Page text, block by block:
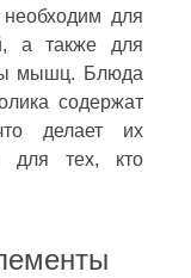
для
а также для
мышц. Блюда
содержат
делает их
для тех, кто